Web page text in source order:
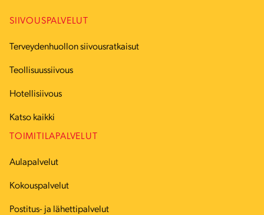
SIIVOUSPALVELUT
Terveydenhuollon siivousratkaisut
Teollisuussiivous
Hotellisiivous
Katso kaikki
TOIMITILAPALVELUT
Aulapalvelut
Kokouspalvelut
Postitus- ja lähettipalvelut